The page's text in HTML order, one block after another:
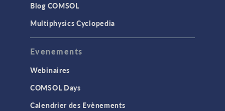
Blog COMSOL
Multiphysics Cyclopedia
Evenements
Webinaires
COMSOL Days
Calendrier des Evènements